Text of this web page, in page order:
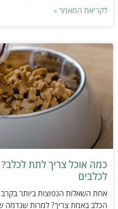
לקריאת המאמר »
כמה אוכל צריך לתת לכלב?
לכלבים
אחת השאלות הנפוצות ביותר
הכלב באמת צריך? למרות שנדמה